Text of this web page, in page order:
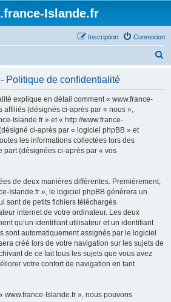
Islande.fr
Connexion
Inscription
Politique de confidentialité
explique en détail comment « www.france-
affiliés (désignés ci-après par « nous »,
Islande.fr » et « http://www.france-
ci-après par « logiciel phpBB » et
les informations collectées lors des
part (désignées ci-après par « vos
de deux manières différentes. Premièrement,
Islande.fr », le logiciel phpBB génèrera un
sont de petits fichiers téléchargés
internet de votre ordinateur. Les deux
qu’un identifiant utilisateur et un identifiant
sont automatiquement assignés par le logiciel
créé lors de votre navigation sur les sujets de
de ce fait tous les sujets que vous avez
votre confort de navigation en tant
www.france-Islande.fr », nous pouvons